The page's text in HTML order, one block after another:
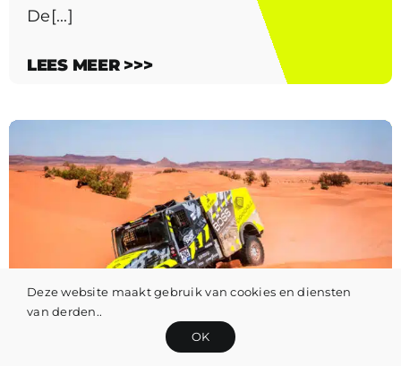
De[...]
LEES MEER >>>
Deze website maakt gebruik van cookies en diensten
van derden..
OK